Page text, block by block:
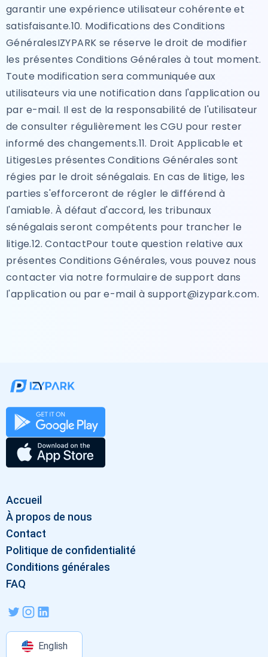
garantir une expérience utilisateur cohérente et
satisfaisante.10. Modifications des Conditions
GénéralesIZYPARK se réserve le droit de modifier
les présentes Conditions Générales à tout moment.
Toute modification sera communiquée aux
utilisateurs via une notification dans l'application ou
par e-mail. Il est de la responsabilité de l'utilisateur
de consulter régulièrement les CGU pour rester
informé des changements.11. Droit Applicable et
LitigesLes présentes Conditions Générales sont
régies par le droit sénégalais. En cas de litige, les
parties s'efforceront de régler le différend à
l'amiable. À défaut d'accord, les tribunaux
sénégalais seront compétents pour trancher le
litige.12. ContactPour toute question relative aux
présentes Conditions Générales, vous pouvez nous
contacter via notre formulaire de support dans
l'application ou par e-mail à support@izypark.com.
Accueil
À propos de nous
Contact
Politique de confidentialité
Conditions générales
FAQ
English